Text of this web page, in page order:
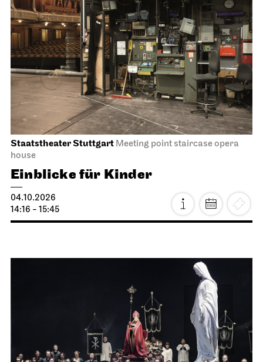
Staatstheater Stuttgart Meeting point staircase opera
house
Einblicke für Kinder
04.10.2026
14:16 - 15:45